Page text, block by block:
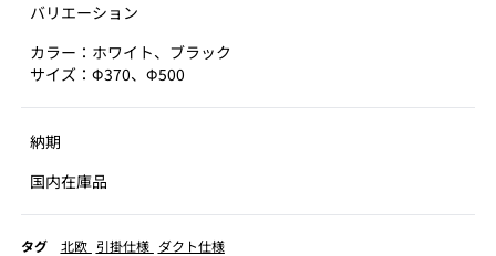
バリエーション
カラー：ホワイト、ブラック
サイズ：Φ370、Φ500
納期
国内在庫品
タグ 北欧 引掛仕様 ダクト仕様